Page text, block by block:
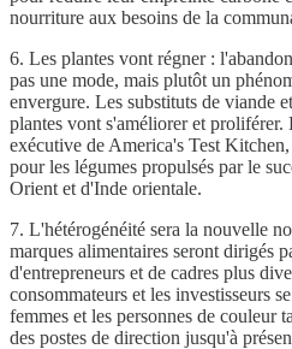
nourriture aux besoins de la
6. Les plantes vont régner :
pas une mode, mais plutôt un
envergure. Les substituts de viande
plantes vont s'améliorer et
exécutive de America's Test
pour les légumes propulsés par le
Orient et d'Inde orientale.
7. L'hétérogénéité sera la nouvelle
marques alimentaires seront dirigés
d'entrepreneurs et de cadres plus
consommateurs et les investisseurs
femmes et les personnes de couleur
des postes de direction jusqu'à